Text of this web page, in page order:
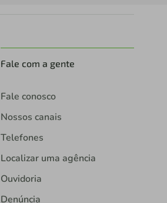
Fale com a gente
Fale conosco
Nossos canais
Telefones
Localizar uma agência
Ouvidoria
Denúncia